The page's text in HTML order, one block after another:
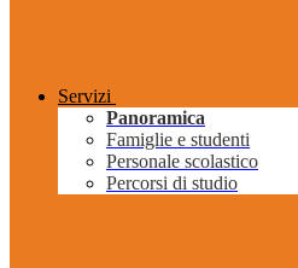
Servizi
Panoramica
Famiglie e studenti
Personale scolastico
Percorsi di studio